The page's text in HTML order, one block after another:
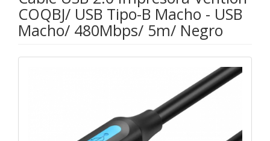
COQBJ/ USB Tipo-B Macho - USB
Macho/ 480Mbps/ 5m/ Negro